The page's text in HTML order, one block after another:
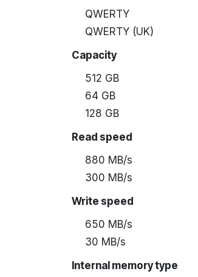
QWERTY
QWERTY (UK)
Capacity
512 GB
64 GB
128 GB
Read speed
880 MB/s
300 MB/s
Write speed
650 MB/s
30 MB/s
Internal memory type